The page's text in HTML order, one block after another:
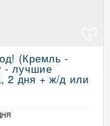
(Кремль -
- лучшие
2 дня + ж/д или